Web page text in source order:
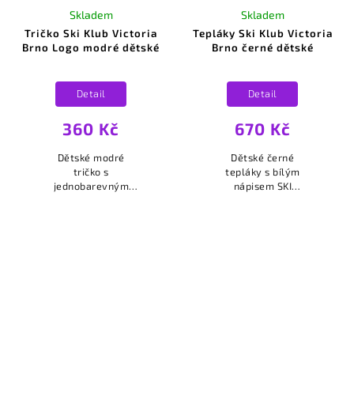
Tričko Ski Klub Victoria
Brno Logo modré dětské
Skladem
360 Kč
Detail
Dětské modré
tričko s
jednobarevným
Tepláky Ski Klub Victoria
Brno černé dětské
Skladem
670 Kč
Detail
Dětské černé
tepláky s bílým
nápisem SKI